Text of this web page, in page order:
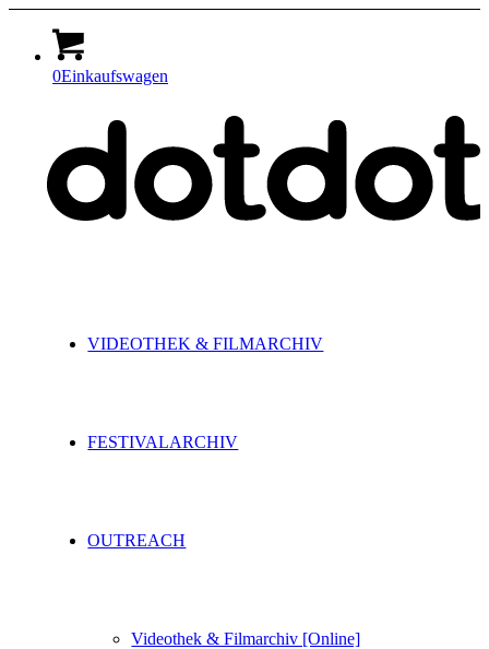
0Einkaufswagen
VIDEOTHEK & FILMARCHIV
FESTIVALARCHIV
OUTREACH
Videothek & Filmarchiv [Online]